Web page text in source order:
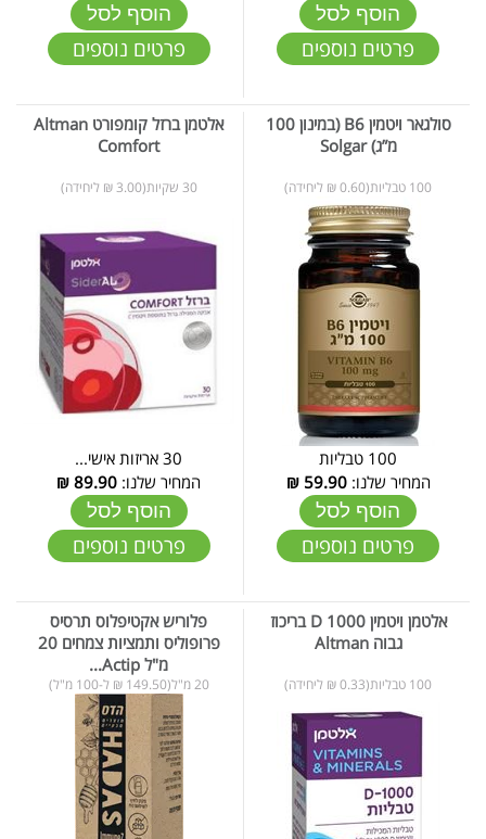
הוסף לסל
פרטים נוספים
הוסף לסל
פרטים נוספים
סולגאר ויטמין B6 (במינון 100
מ”ג) Solgar
100 טבליות(0.60 ₪ ליחידה)
100 טבליות
המחיר שלנו:59.90
₪
הוסף לסל
פרטים נוספים
אלטמן ברזל קומפורט Altman
Comfort
30 שקיות(3.00 ₪ ליחידה)
30 אריזות אישי...
המחיר שלנו: 89.90
₪
הוסף לסל
פרטים נוספים
אלטמן ויטמין D 1000 בריכוז
גבוה Altman
100 טבליות(0.33 ₪ ליחידה)
פלוריש אקטיפלוס תרסיס
פרופוליס ותמציות צמחים 20
מ"ל Actip...
20 מ"ל(149.50 ₪ ל-100 מ"ל)